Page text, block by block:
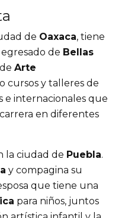
de Oaxaca, tiene
de Bellas
Arte
cursos y talleres de
e internacionales que
en diferentes
la ciudad de Puebla.
y compagina su
que tiene una
para niños, juntos